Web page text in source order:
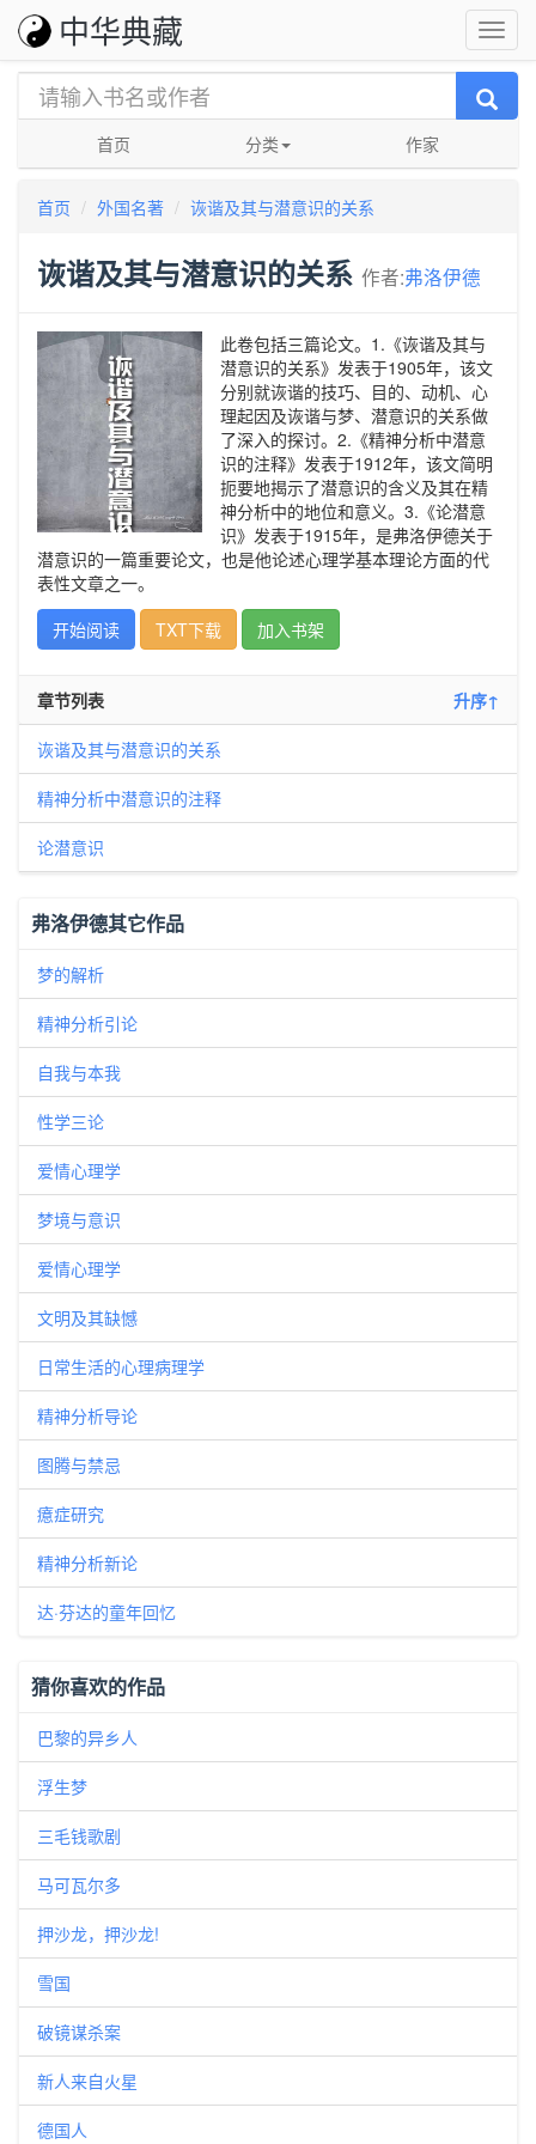
中华典藏
首页 分类 作家
首页 外国名著 诙谐及其与潜意识的关系
诙谐及其与潜意识的关系 作者:弗洛伊德
此卷包括三篇论文。1.《诙谐及其与
潜意识的关系》发表于1905年，该文
分别就诙谐的技巧、目的、动机、心
理起因及诙谐与梦、潜意识的关系做
了深入的探讨。2.《精神分析中潜意
识的注释》发表于1912年，该文简明
扼要地揭示了潜意识的含义及其在精
神分析中的地位和意义。3.《论潜意
识》发表于1915年，是弗洛伊德关于
潜意识的一篇重要论文，也是他论述心理学基本理论方面的代
表性文章之一。
开始阅读
TXT下载 加入书架
章节列表 升序↑
诙谐及其与潜意识的关系
精神分析中潜意识的注释
论潜意识
弗洛伊德其它作品
梦的解析
精神分析引论
自我与本我
性学三论
爱情心理学
梦境与意识
爱情心理学
文明及其缺憾
日常生活的心理病理学
精神分析导论
图腾与禁忌
癔症研究
精神分析新论
达·芬达的童年回忆
猜你喜欢的作品
巴黎的异乡人
浮生梦
三毛钱歌剧
马可瓦尔多
押沙龙，押沙龙!
雪国
破镜谋杀案
新人来自火星
德国人